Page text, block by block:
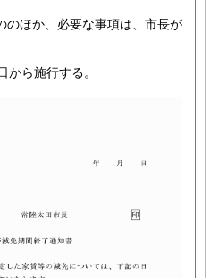
のほか、必要な事項は、市長が
から施行する。